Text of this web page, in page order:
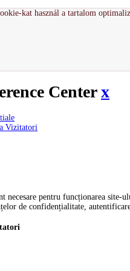
kat használ a tartalom
Centerx
Vizitatori
necesare pentru funcționarea
de confidențialitate,